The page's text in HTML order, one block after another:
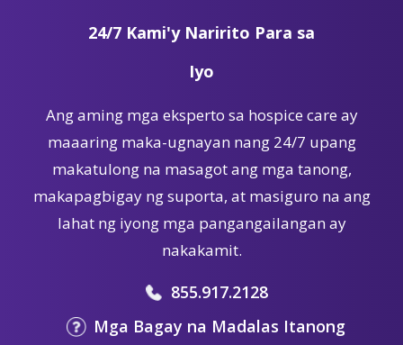
24/7 Kami'y Naririto Para sa
Iyo
Ang aming mga eksperto sa hospice care ay
maaaring maka-ugnayan nang 24/7 upang
makatulong na masagot ang mga tanong,
makapagbigay ng suporta, at masiguro na ang
lahat ng iyong mga pangangailangan ay
nakakamit.
855.917.2128
Mga Bagay na Madalas Itanong